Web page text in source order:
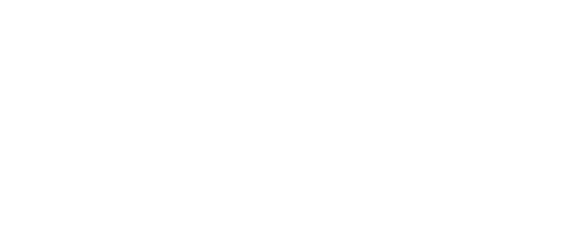
antes del inicio de LaLiga
perfila el Sevilla FC para el debut liguero